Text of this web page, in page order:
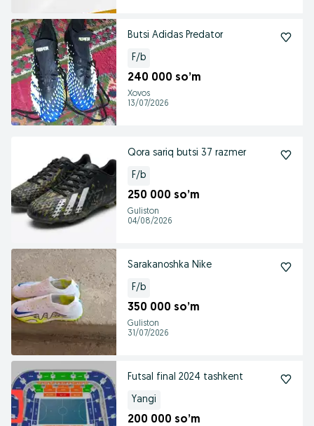
Butsi Adidas Predator
F/b
240 000 so’m
Xovos
13/07/2026
Qora sariq butsi 37 razmer
F/b
250 000 so’m
Guliston
04/08/2026
Sarakanoshka Nike
F/b
350 000 so’m
Guliston
31/07/2026
Futsal final 2024 tashkent
Yangi
200 000 so’m